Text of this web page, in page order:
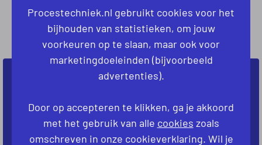
GEEN VACATURES
GEVONDEN
NIET DIRECT JOUW IDEALE VACATURE
Laat ons weten welke baan je zoekt. Dan kijken
we samen naar de mogelijkheden.
Procestechniek.nl gebruikt cookies voor het
bijhouden van statistieken, om jouw
voorkeuren op te slaan, maar ook voor
marketingdoeleinden (bijvoorbeeld
advertenties).
Door op accepteren te klikken, ga je akkoord
met het gebruik van alle cookies zoals
omschreven in onze cookieverklaring. Wil je